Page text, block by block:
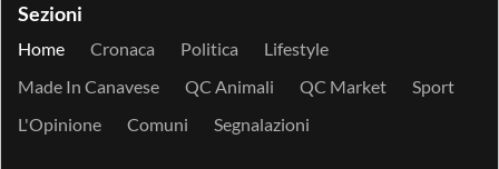
Sezioni
Home Cronaca Politica
Lifestyle
Made In Canavese
QC Animali QC Market
Sport
L'Opinione
Comuni Segnalazioni